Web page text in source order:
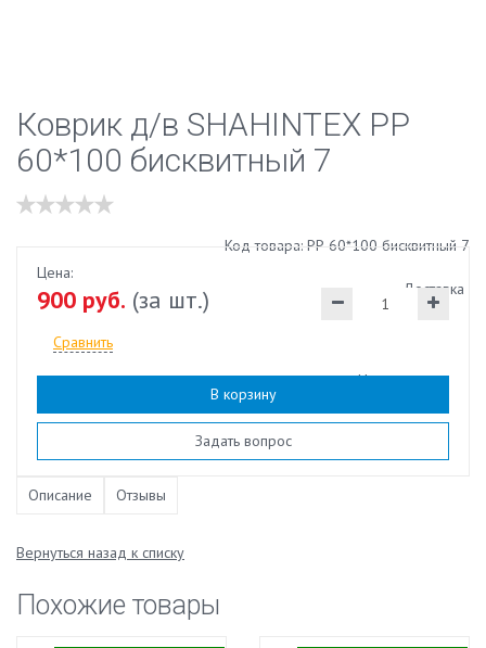
Коврик д/в SHAHINTEX РР
60*100 бисквитный 7
Наличие:есть
Код товара: РР 60*100 бисквитный 7
Доставка
Цена:
900 руб. (за шт.)
Сравнить
В корзину
Задать вопрос
Описание Отзывы
Вернуться назад к списку
Похожие товары